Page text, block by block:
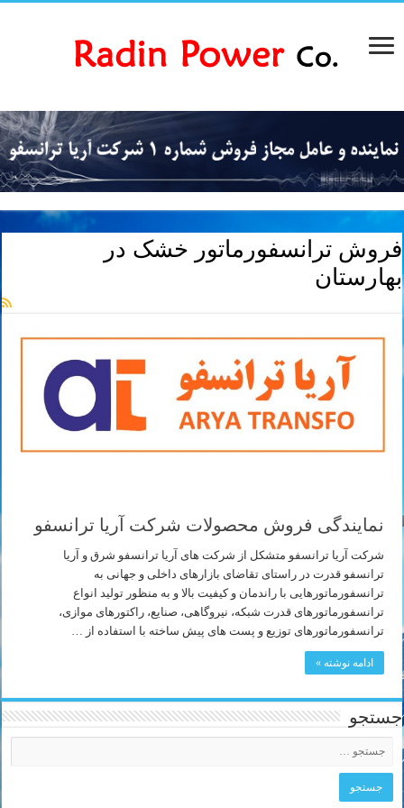
فروش ترانسفورماتور خشک در
بهارستان
نمایندگی فروش محصولات شرکت آریا ترانسفو
شرکت آریا ترانسفو متشکل از شرکت های آریا ترانسفو شرق و آریا
ترانسفو قدرت در راستای تقاضای بازارهای داخلی و جهانی به
ترانسفورماتورهایی با راندمان و کیفیت بالا و به منظور تولید انواع
ترانسفورماتورهای قدرت شبکه، نیروگاهی، صنایع، راکتورهای موازی،
ترانسفورماتورهای توزیع و پست های پیش ساخته با استفاده از …
ادامه نوشته »
جستجو